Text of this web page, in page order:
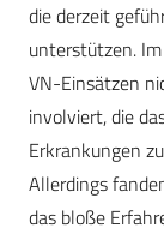
die derzeit
unterstützen.
VN-Einsätzen
involviert, die
Erkrankungen
Allerdings
das bloße